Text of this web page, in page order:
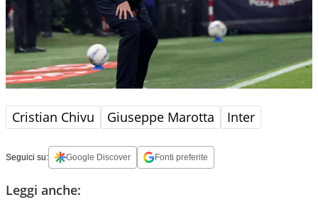
Cristian Chivu Giuseppe Marotta Inter
Seguici su: Google Discover Fonti preferite
Leggi anche: